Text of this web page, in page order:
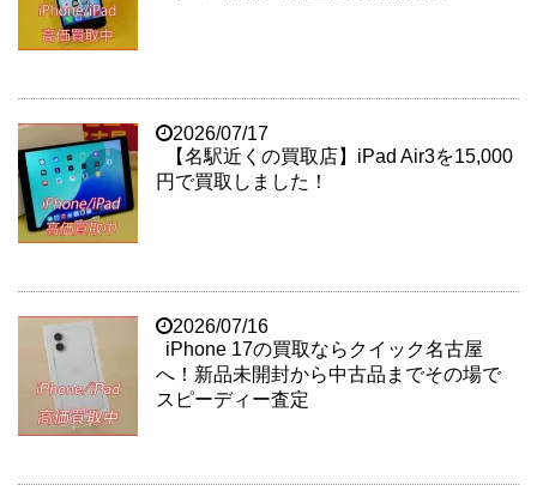
2026/07/17
【名駅近くの買取店】iPad Air3を15,000
円で買取しました！
2026/07/16
iPhone 17の買取ならクイック名古屋
へ！新品未開封から中古品までその場で
スピーディー査定